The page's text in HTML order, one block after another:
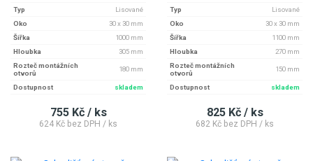
Typ
Lisované
Oko
30 x 30 mm
Šířka
1000 mm
Hloubka
305 mm
Rozteč montážních
otvorů
180 mm
Dostupnost skladem
755 Kč / ks
624 Kč bez DPH / ks
Typ
Lisované
Oko
30 x 30 mm
Šířka
1100 mm
Hloubka
270 mm
Rozteč montážních
otvorů
150 mm
Dostupnost skladem
825 Kč / ks
682 Kč bez DPH / ks